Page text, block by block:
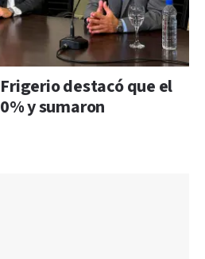
destacó que el
y sumaron